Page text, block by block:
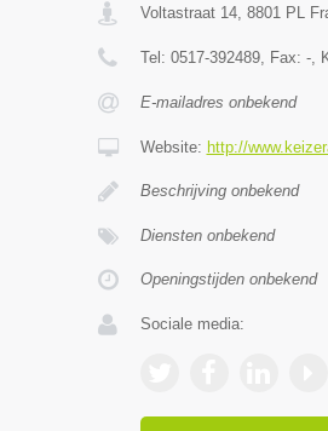
Voltastraat 14, 8801 PL
Tel: 0517-392489, Fax: -,
E-mailadres onbekend
Website: http://
Beschrijving onbekend
Diensten onbekend
Openingstijden onbekend
Sociale media: